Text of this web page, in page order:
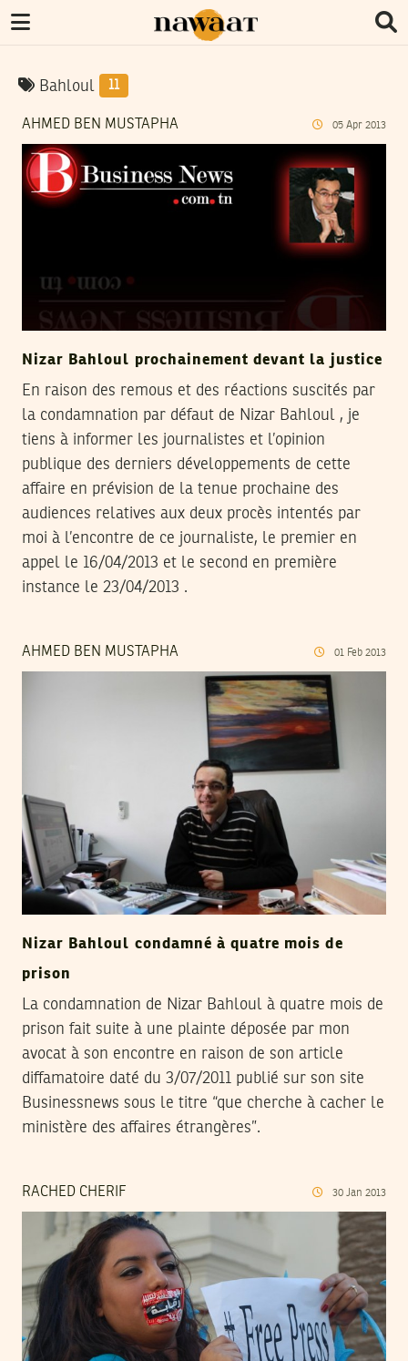
Bahloul 11
AHMED BEN MUSTAPHA 05 Apr 2013
Nizar Bahloul prochainement devant la justice
En raison des remous et des réactions suscités par
la condamnation par défaut de Nizar Bahloul , je
tiens à informer les journalistes et l’opinion
publique des derniers développements de cette
affaire en prévision de la tenue prochaine des
audiences relatives aux deux procès intentés par
moi à l’encontre de ce journaliste, le premier en
appel le 16/04/2013 et le second en première
instance le 23/04/2013 .
AHMED BEN MUSTAPHA 01 Feb 2013
Nizar Bahloul condamné à quatre mois de
prison
La condamnation de Nizar Bahloul à quatre mois de
prison fait suite à une plainte déposée par mon
avocat à son encontre en raison de son article
diffamatoire daté du 3/07/2011 publié sur son site
Businessnews sous le titre “que cherche à cacher le
ministère des affaires étrangères”.
RACHED CHERIF 30 Jan 2013